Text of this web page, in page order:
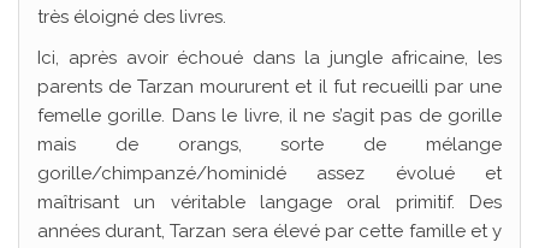
très éloigné des livres.
Ici, après avoir échoué dans la jungle africaine, les
parents de Tarzan moururent et il fut recueilli par une
femelle gorille. Dans le livre, il ne s’agit pas de gorille
mais de orangs, sorte de mélange
gorille/chimpanzé/hominidé assez évolué et
maîtrisant un véritable langage oral primitif. Des
années durant, Tarzan sera élevé par cette famille et y